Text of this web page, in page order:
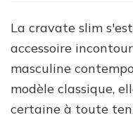
La cravate slim
accessoire
masculine
modèle classique,
certaine à toute